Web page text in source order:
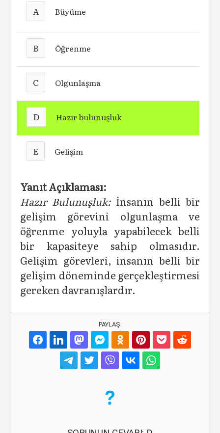
A Büyüme
B Öğrenme
C Olgunlaşma
D Hazır bulunuşluk
E Gelişim
Yanıt Açıklaması:
Hazır Bulunuşluk: İnsanın belli bir
gelişim görevini olgunlaşma ve
öğrenme yoluyla yapabilecek belli
bir kapasiteye sahip olmasıdır.
Gelişim görevleri, insanın belli bir
gelişim döneminde gerçekleştirmesi
gereken davranışlardır.
PAYLAŞ: